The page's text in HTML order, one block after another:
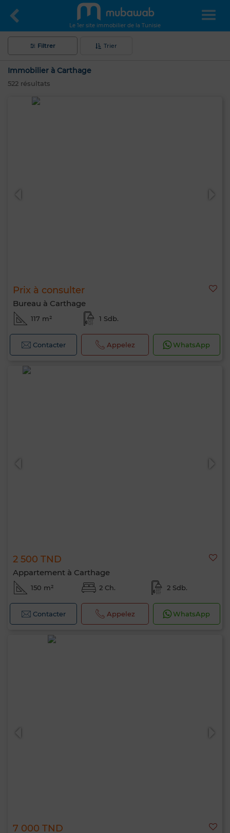
Le 1er site immobilier de la Tunisie
Filtrer Trier
Immobilier à Carthage
522 résultats
Prix à consulter
Bureau à Carthage
117 m² 1 Sdb.
Contacter Appelez WhatsApp
2 500 TND
Appartement à Carthage
150 m² 2 Ch. 2 Sdb.
Contacter Appelez WhatsApp
7 000 TND